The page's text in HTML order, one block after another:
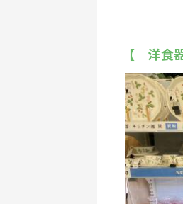
【　洋食